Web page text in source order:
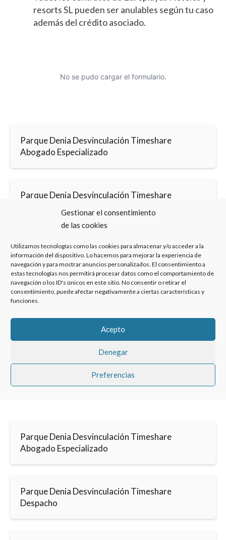
Gestionar el consentimiento
de las cookies
Utilizamos tecnologías como las cookies para almacenar y/o acceder a la
información del dispositivo. Lo hacemos para mejorar la experiencia de
navegación y para mostrar anuncios personalizados. El consentimiento a
estas tecnologías nos permitirá procesar datos como el comportamiento de
navegación o los ID's únicos en este sitio. No consentir o retirar el
consentimiento, puede afectar negativamente a ciertas características y
funciones.
Acepto
Denegar
Preferencias
resorts SL pueden ser anulables según tu caso
además del crédito asociado.
No se pudo cargar el formulario.
Parque Denia Desvinculación Timeshare
Abogado Especializado
Parque Denia Desvinculación Timeshare
Haz clic para aceptar cookies de marketing y
permitir este contenido
Parque Denia Desvinculación Timeshare
Abogado Especializado
Parque Denia Desvinculación Timeshare
Despacho